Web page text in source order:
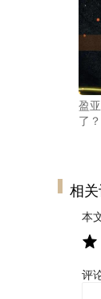
盈
了？
相
本
评